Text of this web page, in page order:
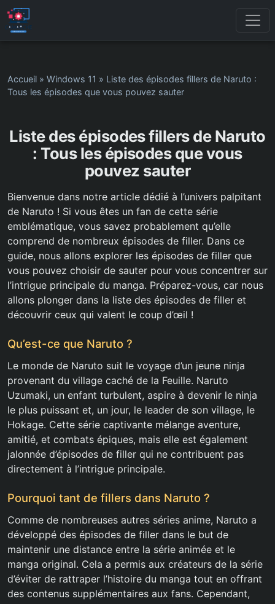
Accueil » Windows 11 » Liste des épisodes fillers de Naruto :
Tous les épisodes que vous pouvez sauter
Liste des épisodes fillers de Naruto
: Tous les épisodes que vous
pouvez sauter
Bienvenue dans notre article dédié à l’univers palpitant
de Naruto ! Si vous êtes un fan de cette série
emblématique, vous savez probablement qu’elle
comprend de nombreux épisodes de filler. Dans ce
guide, nous allons explorer les épisodes de filler que
vous pouvez choisir de sauter pour vous concentrer sur
l’intrigue principale du manga. Préparez-vous, car nous
allons plonger dans la liste des épisodes de filler et
découvrir ceux qui valent le coup d’œil !
Qu’est-ce que Naruto ?
Le monde de Naruto suit le voyage d’un jeune ninja
provenant du village caché de la Feuille. Naruto
Uzumaki, un enfant turbulent, aspire à devenir le ninja
le plus puissant et, un jour, le leader de son village, le
Hokage. Cette série captivante mélange aventure,
amitié, et combats épiques, mais elle est également
jalonnée d’épisodes de filler qui ne contribuent pas
directement à l’intrigue principale.
Pourquoi tant de fillers dans Naruto ?
Comme de nombreuses autres séries anime, Naruto a
développé des épisodes de filler dans le but de
maintenir une distance entre la série animée et le
manga original. Cela a permis aux créateurs de la série
d’éviter de rattraper l’histoire du manga tout en offrant
des contenus supplémentaires aux fans. Cependant,